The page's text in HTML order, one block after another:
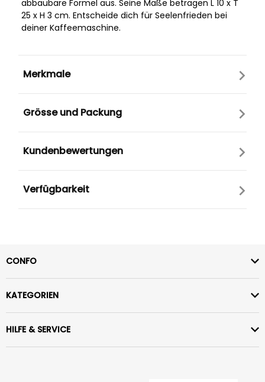
abbaubare Formel aus. Seine Maße betragen L 10 x T
25 x H 3 cm. Entscheide dich für Seelenfrieden bei
deiner Kaffeemaschine.
Merkmale
Grösse und Packung
Kundenbewertungen
Verfügbarkeit
CONFO
KATEGORIEN
HILFE & SERVICE